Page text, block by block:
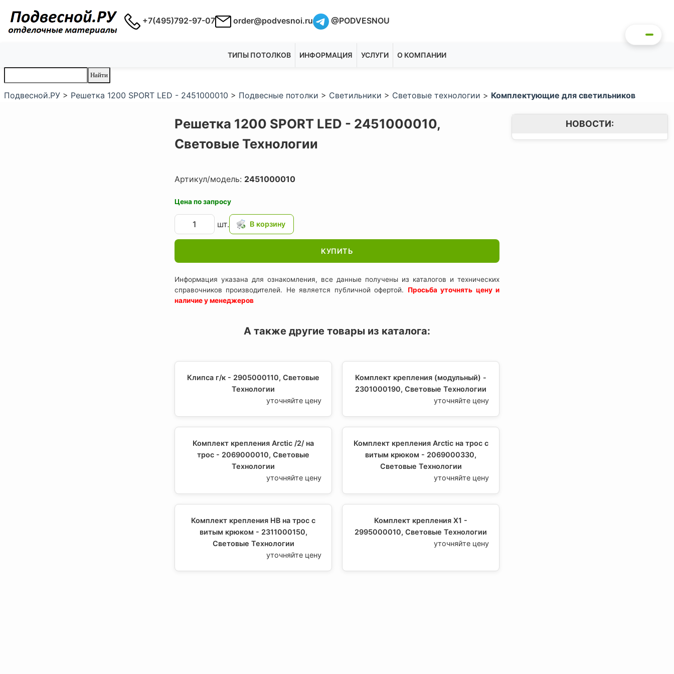
+7(495)792-97-07 order@podvesnoi.ru @PODVESNOU
ТИПЫ ПОТОЛКОВ ИНФОРМАЦИЯ УСЛУГИ О КОМПАНИИ
Подвесной.РУ > Решетка 1200 SPORT LED - 2451000010 > Подвесные потолки > Светильники > Световые технологии > Комплектующие для светильников
Решетка 1200 SPORT LED - 2451000010,
Световые Технологии
Артикул/модель: 2451000010
Цена по запросу
шт.
КУПИТЬ
Информация указана для ознакомления, все данные получены из каталогов и технических
справочников производителей. Не является публичной офертой. Просьба уточнять цену и
наличие у менеджеров
А также другие товары из каталога:
Клипса г/к - 2905000110, Световые
Технологии
уточняйте цену
Комплект крепления (модульный) -
2301000190, Световые Технологии
уточняйте цену
Комплект крепления Arctic /2/ на
трос - 2069000010, Световые
Технологии
уточняйте цену
Комплект крепления Arctic на трос с
витым крюком - 2069000330,
Световые Технологии
уточняйте цену
Комплект крепления HB на трос с
витым крюком - 2311000150,
Световые Технологии
уточняйте цену
Комплект крепления Х1 -
2995000010, Световые Технологии
уточняйте цену
НОВОСТИ: